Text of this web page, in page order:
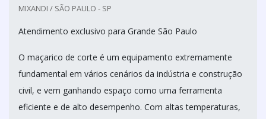
MIXANDI / SÃO PAULO - SP
Atendimento exclusivo para Grande São Paulo
O maçarico de corte é um equipamento extremamente
fundamental em vários cenários da indústria e construção
civil, e vem ganhando espaço como uma ferramenta
eficiente e de alto desempenho. Com altas temperaturas,